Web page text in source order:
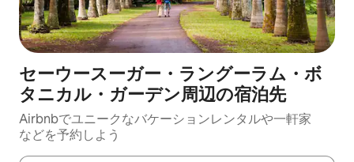
セーウースーガー・ラングーラム・ボ
タニカル・ガーデン⁠周⁠辺⁠の宿⁠泊⁠先
Airbnbでユニークなバ⁠ケ⁠ー⁠シ⁠ョ⁠ンレ⁠ン⁠タ⁠ルや一⁠軒⁠家
な⁠ど⁠を予⁠約⁠し⁠よ⁠う